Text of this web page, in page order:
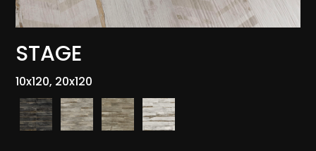
STAGE
10x120, 20x120